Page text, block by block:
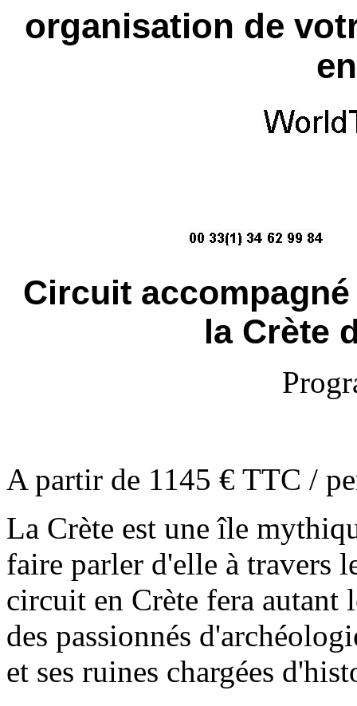
organisation de
Circuit
la Crète
A partir de 1145 € TTC /
La Crète est une île
faire parler d'elle à travers
circuit en Crète fera autant
des passionnés
et ses ruines chargées